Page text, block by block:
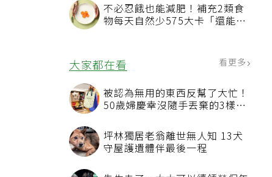
不必忍餓也能減肥！補充2類食
物每天自然少575大卡「還能吃
大家都在看 看更多
被認為無用的東西反幫了大忙！
50歲婦慶幸沒隨手丟棄的3樣物
坪林獨居老翁離世無人知 13犬
守屋護遺體伴最後一程